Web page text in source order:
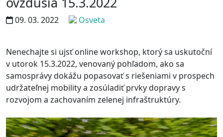
09. 03. 2022 Osveta
Nenechajte si ujsť online workshop, ktorý sa uskutoční
v utorok 15.3.2022, venovaný pohľadom, ako sa
samosprávy dokážu popasovať s riešeniami v prospech
udržateľnej mobility a zosúladiť prvky dopravy s
rozvojom a zachovaním zelenej infraštruktúry.